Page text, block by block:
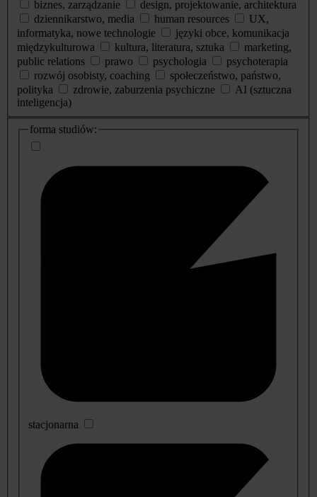
biznes, zarządzanie
design, projektowanie, architektura
dziennikarstwo, media
human resources
UX,
informatyka, nowe technologie
języki obce, komunikacja
międzykulturowa
kultura, literatura, sztuka
marketing,
public relations
prawo psychologia
psychoterapia
rozwój osobisty, coaching
społeczeństwo, państwo,
polityka
zdrowie, zaburzenia psychiczne
AI (sztuczna
inteligencja)
dodatkowe
informacje
forma studiów:
stacjonarna